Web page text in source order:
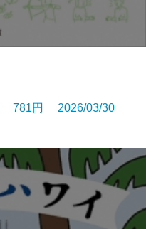
781円 2026/03/30